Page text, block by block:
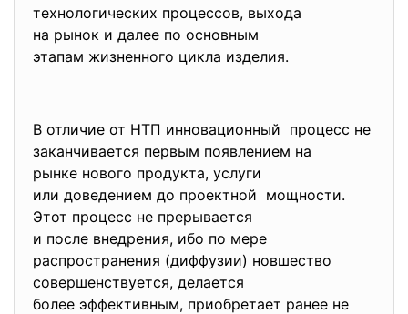
технологических процессов, выхода
на рынок и далее по основным
этапам жизненного цикла изделия.
В отличие от НТП инновационный процесс не
заканчивается первым появлением на
рынке нового продукта, услуги
или доведением до проектной мощности.
Этот процесс не прерывается
и после внедрения, ибо по мере
распространения (диффузии) новшество
совершенствуется, делается
более эффективным, приобретает ранее не